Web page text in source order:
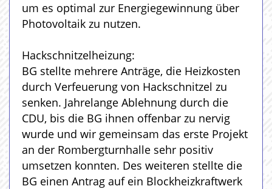
um es optimal zur Energiegewinnung über
Photovoltaik zu nutzen.
Hackschnitzelheizung:
BG stellte mehrere Anträge, die Heizkosten
durch Verfeuerung von Hackschnitzel zu
senken. Jahrelange Ablehnung durch die
CDU, bis die BG ihnen offenbar zu nervig
wurde und wir gemeinsam das erste Projekt
an der Rombergturnhalle sehr positiv
umsetzen konnten. Des weiteren stellte die
BG einen Antrag auf ein Blockheizkraftwerk